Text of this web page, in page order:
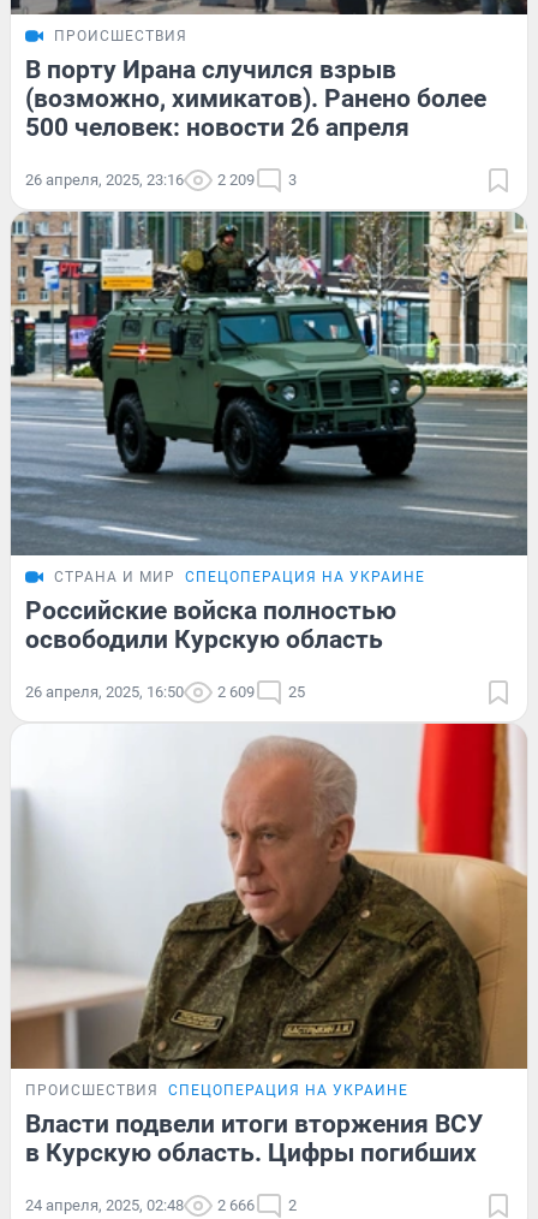
ПРОИСШЕСТВИЯ
В порту Ирана случился взрыв
(возможно, химикатов). Ранено более
500 человек: новости 26 апреля
26 апреля, 2025, 23:16 2 209 3
СТРАНА И МИР СПЕЦОПЕРАЦИЯ НА УКРАИНЕ
Российские войска полностью
освободили Курскую область
26 апреля, 2025, 16:50 2 609 25
ПРОИСШЕСТВИЯ СПЕЦОПЕРАЦИЯ НА УКРАИНЕ
Власти подвели итоги вторжения ВСУ
в Курскую область. Цифры погибших
24 апреля, 2025, 02:48 2 666 2